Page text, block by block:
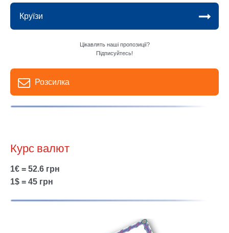
Круїзи
Цікавлять наші пропозиції?
Підписуйтесь!
Розсилка
Курс валют
1€ = 52.6 грн
1$ = 45 грн